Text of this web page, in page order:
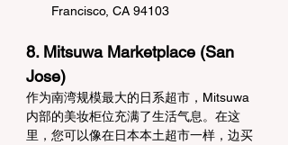
Francisco, CA 94103
8. Mitsuwa Marketplace (San
Jose)
作为南湾规模最大的日系超市，Mitsuwa
内部的美妆柜位充满了生活气息。在这
里，您可以像在日本本土超市一样，边买